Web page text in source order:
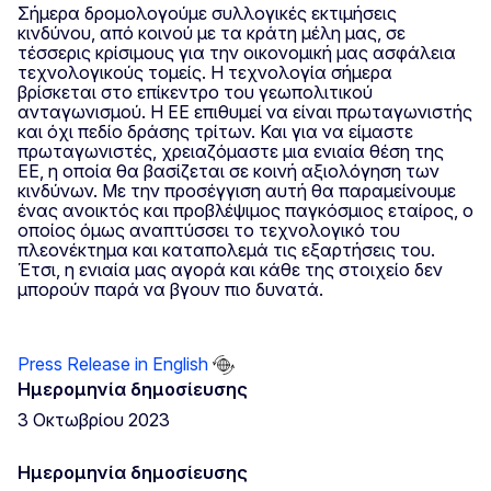
Σήμερα δρομολογούμε συλλογικές εκτιμήσεις
κινδύνου, από κοινού με τα κράτη μέλη μας, σε
τέσσερις κρίσιμους για την οικονομική μας ασφάλεια
τεχνολογικούς τομείς. Η τεχνολογία σήμερα
βρίσκεται στο επίκεντρο του γεωπολιτικού
ανταγωνισμού. Η ΕΕ επιθυμεί να είναι πρωταγωνιστής
και όχι πεδίο δράσης τρίτων. Και για να είμαστε
πρωταγωνιστές, χρειαζόμαστε μια ενιαία θέση της
ΕΕ, η οποία θα βασίζεται σε κοινή αξιολόγηση των
κινδύνων. Με την προσέγγιση αυτή θα παραμείνουμε
ένας ανοικτός και προβλέψιμος παγκόσμιος εταίρος, ο
οποίος όμως αναπτύσσει το τεχνολογικό του
πλεονέκτημα και καταπολεμά τις εξαρτήσεις του.
Έτσι, η ενιαία μας αγορά και κάθε της στοιχείο δεν
μπορούν παρά να βγουν πιο δυνατά.
Press Release in English
Ημερομηνία δημοσίευσης
3 Οκτωβρίου 2023
Ημερομηνία δημοσίευσης